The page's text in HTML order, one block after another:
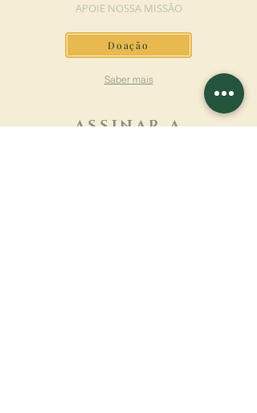
APOIE NOSSA MISSÃO
Doação
Saber mais
ASSINAR A